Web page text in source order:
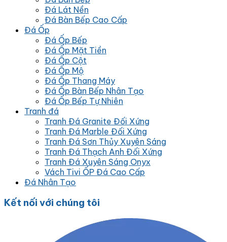
Đá Lát Nền
Đá Bàn Bếp Cao Cấp
Đá Ốp
Đá Ốp Bếp
Đá Ốp Mặt Tiền
Đá Ốp Cột
Đá Ốp Mộ
Đá Ốp Thang Máy
Đá Ốp Bàn Bếp Nhân Tạo
Đá Ốp Bếp Tự Nhiên
Tranh đá
Tranh Đá Granite Đối Xứng
Tranh Đá Marble Đối Xứng
Tranh Đá Sơn Thủy Xuyên Sáng
Tranh Đá Thạch Anh Đối Xứng
Tranh Đá Xuyên Sáng Onyx
Vách Tivi ỐP Đá Cao Cấp
Đá Nhân Tạo
Kết nối với chúng tôi